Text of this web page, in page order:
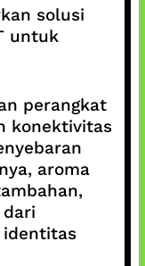
solusi
untuk
perangkat
konektivitas
aroma
identitas